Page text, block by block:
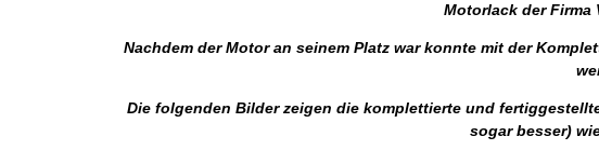
Motorlack der Firma
Nachdem der Motor an seinem Platz war konnte mit der
Die folgenden Bilder zeigen die komplettierte und
sogar besser)